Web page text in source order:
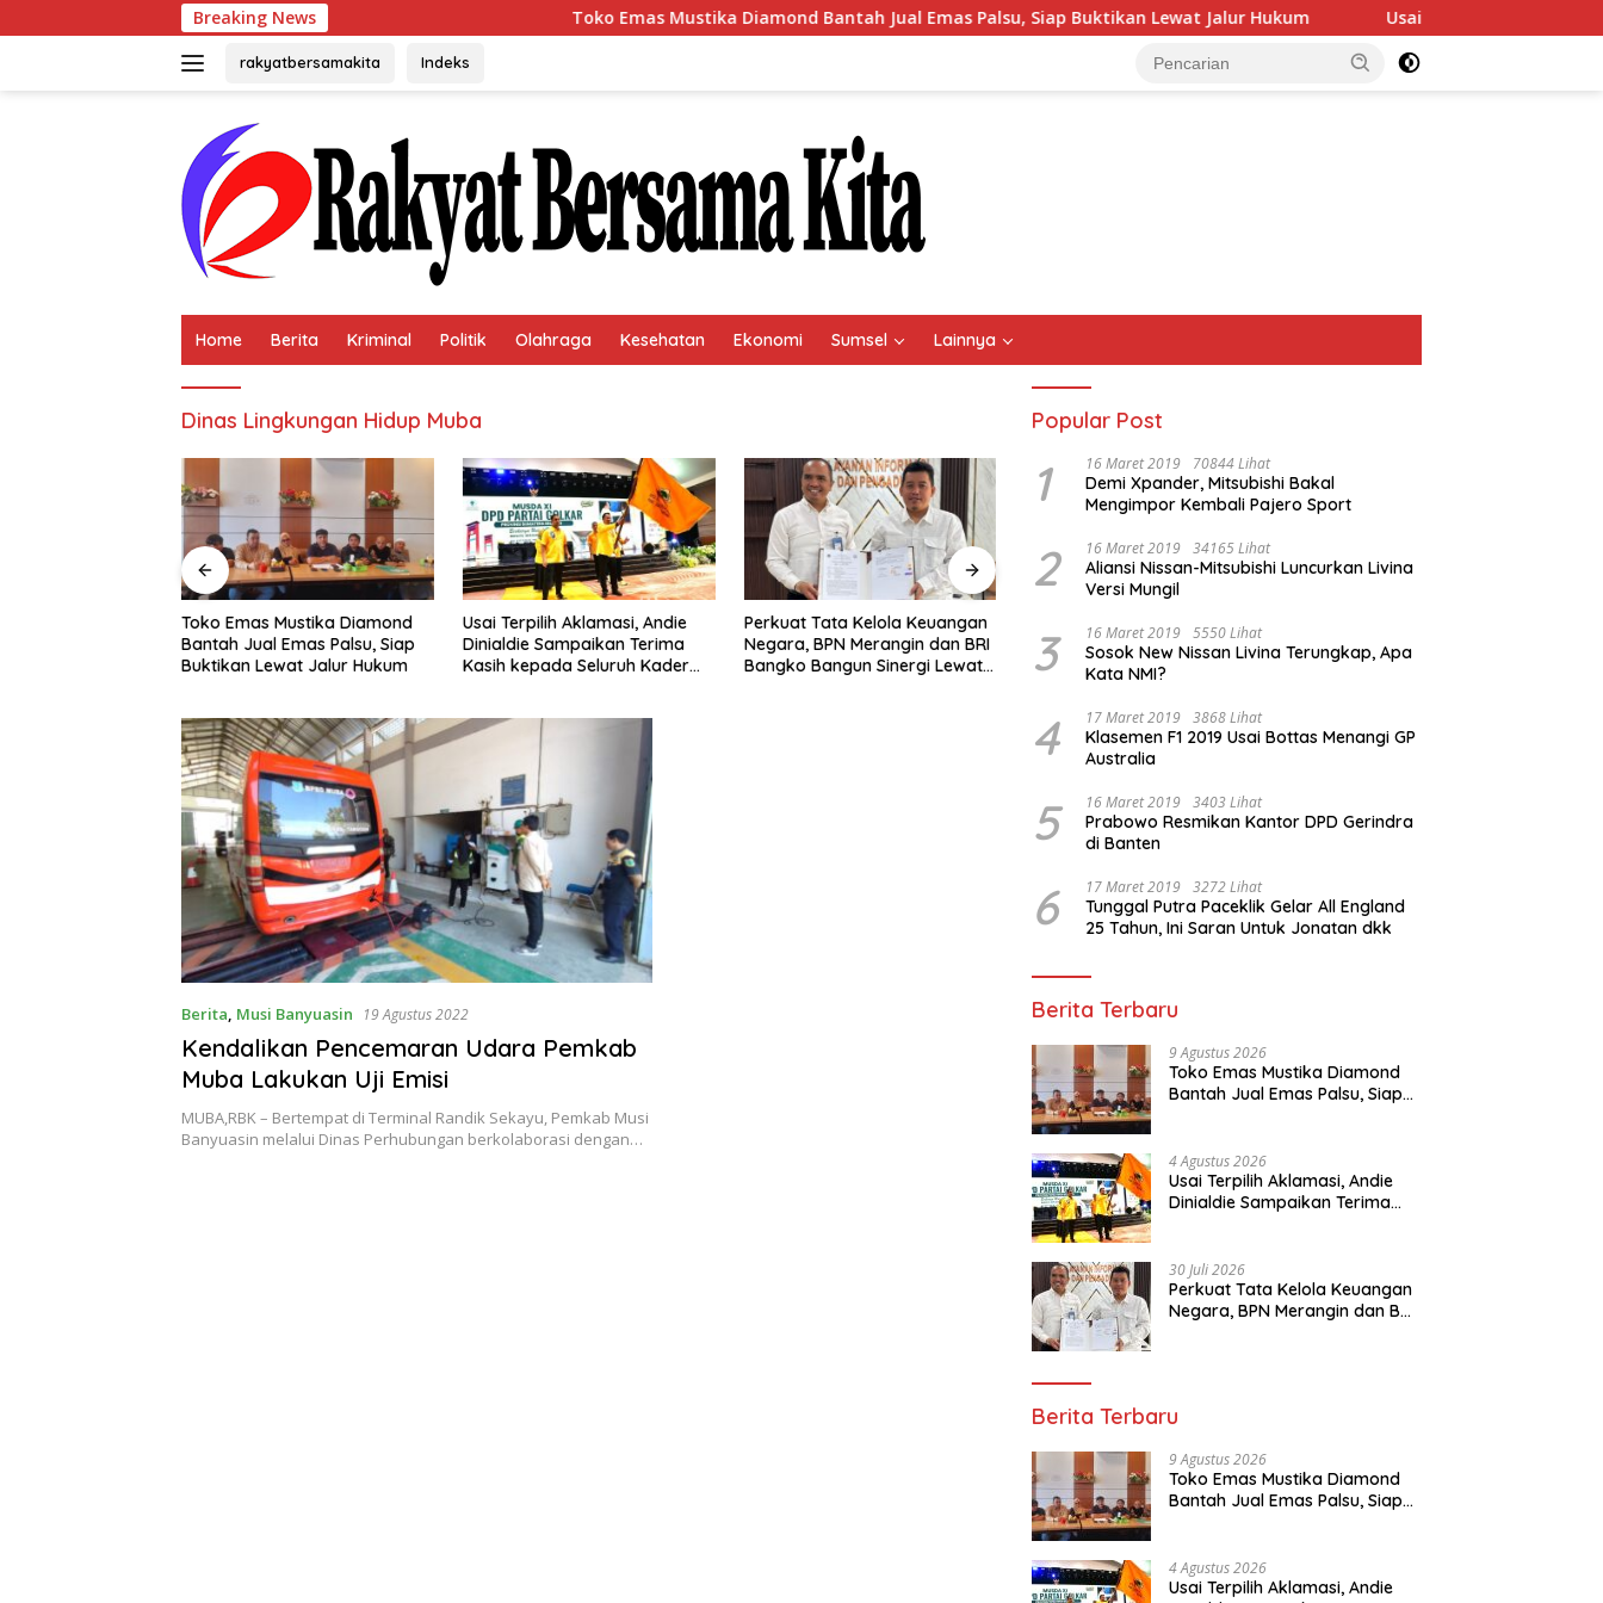
ke
Breaking News Toko Emas Mustika Diamond Bantah Jual Emas Palsu, Siap Buktikan Lewat Jalur Hukum Usai Terpilih Aklamasi, Andie
rakyatbersamakita Indeks
Home Berita Kriminal Politik Olahraga Kesehatan Ekonomi Sumsel Lainnya
Dinas Lingkungan Hidup Muba
Mustika Diamond
Jual Emas Palsu, Siap
Lewat Jalur Hukum
Usai Terpilih Aklamasi, Andie
Dinialdie Sampaikan Terima
Kasih kepada Seluruh Kader
Perkuat Tata Kelola Keuangan
Negara, BPN Merangin dan BRI
Bangko Bangun Sinergi Lewat
Pegadaian Kanwil III Sumbagsel
Perkuat Implementasi ProKlim
Melalui Pelatihan Pengolahan
Dituduh Serobot Lahan di
Palembang, Ahmad Suhaimi
Gandeng LBH dan Tolak
Pengukuran BPN Unprosedural
Pemprov Sumsel: Penawaran
Lebih Murah Digugurkan,
Berita, Musi Banyuasin 19 Agustus 2022
Kendalikan Pencemaran Udara Pemkab
Muba Lakukan Uji Emisi
MUBA,RBK – Bertempat di Terminal Randik Sekayu, Pemkab Musi
Banyuasin melalui Dinas Perhubungan berkolaborasi dengan…
Popular Post
1 16 Maret 2019 70844 Lihat
Demi Xpander, Mitsubishi Bakal
Mengimpor Kembali Pajero Sport
2 16 Maret 2019 34165 Lihat
Aliansi Nissan-Mitsubishi Luncurkan Livina
Versi Mungil
3 16 Maret 2019 5550 Lihat
Sosok New Nissan Livina Terungkap, Apa
Kata NMI?
4 17 Maret 2019 3868 Lihat
Klasemen F1 2019 Usai Bottas Menangi GP
Australia
5 16 Maret 2019 3403 Lihat
Prabowo Resmikan Kantor DPD Gerindra
di Banten
6 17 Maret 2019 3272 Lihat
Tunggal Putra Paceklik Gelar All England
25 Tahun, Ini Saran Untuk Jonatan dkk
Berita Terbaru
9 Agustus 2026
Toko Emas Mustika Diamond
Bantah Jual Emas Palsu, Siap
4 Agustus 2026
Usai Terpilih Aklamasi, Andie
Dinialdie Sampaikan Terima
30 Juli 2026
Perkuat Tata Kelola Keuangan
Negara, BPN Merangin dan BRI
Berita Terbaru
9 Agustus 2026
Toko Emas Mustika Diamond
Bantah Jual Emas Palsu, Siap
4 Agustus 2026
Usai Terpilih Aklamasi, Andie